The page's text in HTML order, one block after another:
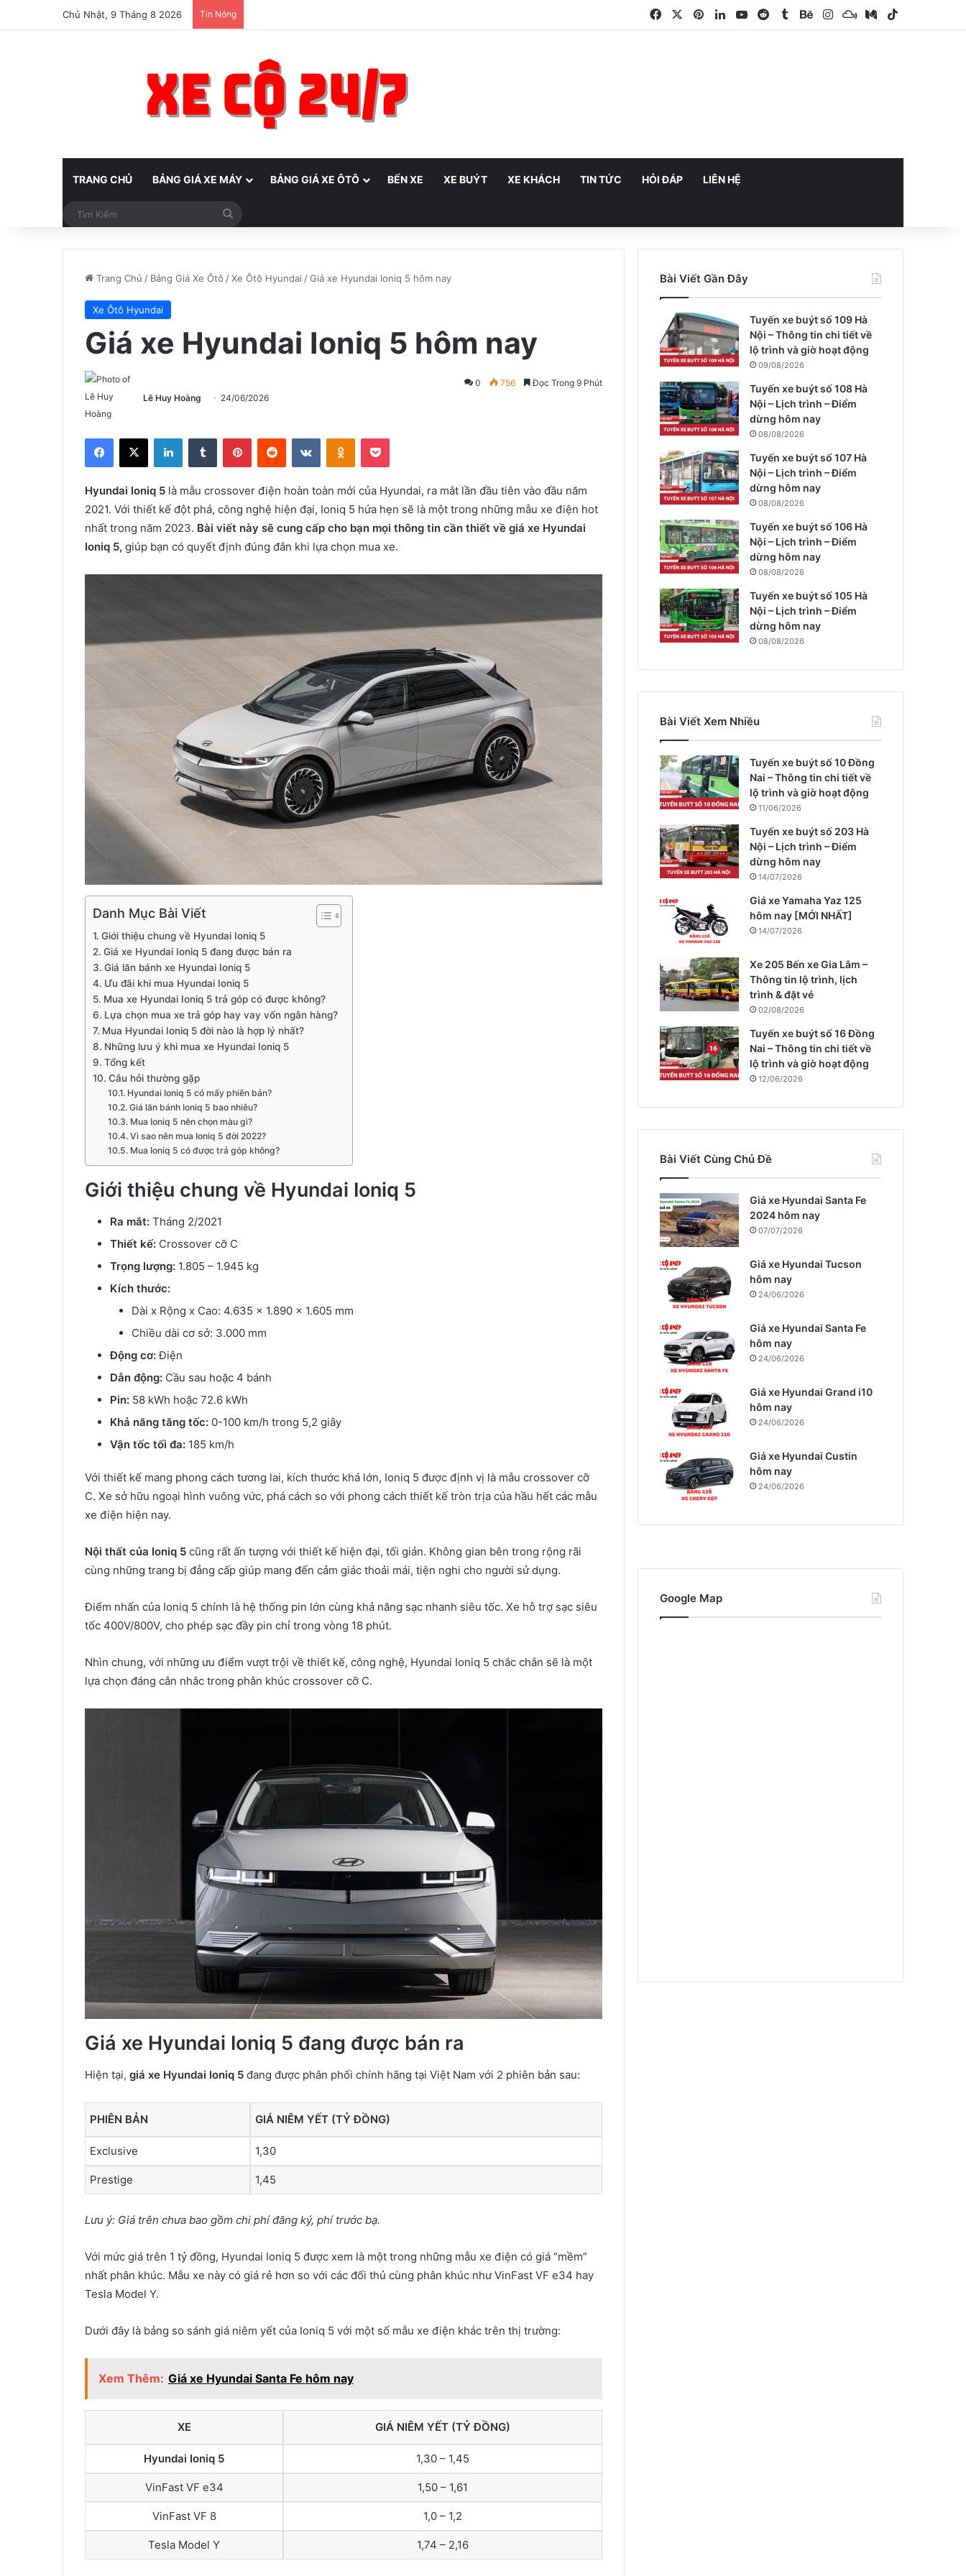
Chủ Nhật, 9 Tháng 8 2026 Tin Nóng FacebookPinterestLinkedIn
YouTube
RedditTumblrBehance
InstagramMixcloud
Medium
TRANG CHỦ BẢNG GIÁ XE MÁY BẢNG GIÁ XE ÔTÔ BẾN XE XE BUÝT XE KHÁCH TIN TỨC HỎI ĐÁP LIÊN HỆ
Trang Chủ / Bảng Giá Xe Ôtô /Xe Ôtô Hyundai /Giá xe Hyundai Ioniq 5 hôm nay
Xe Ôtô Hyundai
Giá xe Hyundai Ioniq 5 hôm nay
Lê Huy Hoàng 24/06/2026
0 756 Đọc Trong 9 Phút
Facebook
X LinkedInTumblr PinterestReddit VKontakteOdnoklassniki
Pocket
Hyundai Ioniq 5 là mẫu crossover điện hoàn toàn mới của Hyundai, ra mắt lần đầu tiên vào đầu năm
2021. Với thiết kế đột phá, công nghệ hiện đại, Ioniq 5 hứa hẹn sẽ là một trong những mẫu xe điện hot
nhất trong năm 2023. Bài viết này sẽ cung cấp cho bạn mọi thông tin cần thiết về giá xe Hyundai
Ioniq 5, giúp bạn có quyết định đúng đắn khi lựa chọn mua xe.
Danh Mục Bài Viết
Giới thiệu chung về Hyundai Ioniq 5
Giá xe Hyundai Ioniq 5 đang được bán ra
Giá lăn bánh xe Hyundai Ioniq 5
Ưu đãi khi mua Hyundai Ioniq 5
Mua xe Hyundai Ioniq 5 trả góp có được không?
Lựa chọn mua xe trả góp hay vay vốn ngân hàng?
Mua Hyundai Ioniq 5 đời nào là hợp lý nhất?
Những lưu ý khi mua xe Hyundai Ioniq 5
Tổng kết
Câu hỏi thường gặp
Hyundai Ioniq 5 có mấy phiên bản?
Giá lăn bánh Ioniq 5 bao nhiêu?
Mua Ioniq 5 nên chọn màu gì?
Vì sao nên mua Ioniq 5 đời 2022?
Mua Ioniq 5 có được trả góp không?
Giới thiệu chung về Hyundai Ioniq 5
Ra mắt: Tháng 2/2021
Thiết kế: Crossover cỡ C
Trọng lượng: 1.805 – 1.945 kg
Kích thước:
Dài x Rộng x Cao: 4.635 x 1.890 x 1.605 mm
Chiều dài cơ sở: 3.000 mm
Động cơ:Điện
Dẫn động: Cầu sau hoặc 4 bánh
Pin: 58 kWh hoặc 72.6 kWh
Khả năng tăng tốc: 0-100 km/h trong 5,2 giây
Vận tốc tối đa: 185 km/h
Với thiết kế mang phong cách tương lai, kích thước khá lớn, Ioniq 5 được định vị là mẫu crossover cỡ
C. Xe sở hữu ngoại hình vuông vức, phá cách so với phong cách thiết kế tròn trịa của hầu hết các mẫu
xe điện hiện nay.
Nội thất của Ioniq 5 cũng rất ấn tượng với thiết kế hiện đại, tối giản. Không gian bên trong rộng rãi
cùng những trang bị đẳng cấp giúp mang đến cảm giác thoải mái, tiện nghi cho người sử dụng.
Điểm nhấn của Ioniq 5 chính là hệ thống pin lớn cùng khả năng sạc nhanh siêu tốc. Xe hỗ trợ sạc siêu
tốc 400V/800V, cho phép sạc đầy pin chỉ trong vòng 18 phút.
Nhìn chung, với những ưu điểm vượt trội về thiết kế, công nghệ, Hyundai Ioniq 5 chắc chắn sẽ là một
lựa chọn đáng cân nhắc trong phân khúc crossover cỡ C.
Giá xe Hyundai Ioniq 5 đang được bán ra
Hiện tại, giá xe Hyundai Ioniq 5 đang được phân phối chính hãng tại Việt Nam với 2 phiên bản sau:
PHIÊN BẢN GIÁ NIÊM YẾT (TỶ ĐỒNG)
Exclusive 1,30
Prestige 1,45
Lưu ý: Giá trên chưa bao gồm chi phí đăng ký, phí trước bạ.
Với mức giá trên 1 tỷ đồng, Hyundai Ioniq 5 được xem là một trong những mẫu xe điện có giá “mềm”
nhất phân khúc. Mẫu xe này có giá rẻ hơn so với các đối thủ cùng phân khúc như VinFast VF e34 hay
Tesla Model Y.
Dưới đây là bảng so sánh giá niêm yết của Ioniq 5 với một số mẫu xe điện khác trên thị trường:
Xem Thêm: Giá xe Hyundai Santa Fe hôm nay
XE GIÁ NIÊM YẾT (TỶ ĐỒNG)
Hyundai Ioniq 5 1,30 – 1,45
VinFast VF e34 1,50 – 1,61
VinFast VF 8 1,0 – 1,2
Tesla Model Y 1,74 – 2,16
Bài Viết Gần Đây
Tuyến xe buýt số 109 Hà
Nội – Thông tin chi tiết về
lộ trình và giờ hoạt động
09/08/2026
Tuyến xe buýt số 108 Hà
Nội – Lịch trình – Điểm
dừng hôm nay
08/08/2026
Tuyến xe buýt số 107 Hà
Nội – Lịch trình – Điểm
dừng hôm nay
08/08/2026
Tuyến xe buýt số 106 Hà
Nội – Lịch trình – Điểm
dừng hôm nay
08/08/2026
Tuyến xe buýt số 105 Hà
Nội – Lịch trình – Điểm
dừng hôm nay
08/08/2026
Bài Viết Xem Nhiều
Tuyến xe buýt số 10 Đồng
Nai – Thông tin chi tiết về
lộ trình và giờ hoạt động
11/06/2026
Tuyến xe buýt số 203 Hà
Nội – Lịch trình – Điểm
dừng hôm nay
14/07/2026
Giá xe Yamaha Yaz 125
hôm nay [MỚI NHẤT]
14/07/2026
Xe 205 Bến xe Gia Lâm –
Thông tin lộ trình, lịch
trình & đặt vé
02/08/2026
Tuyến xe buýt số 16 Đồng
Nai – Thông tin chi tiết về
lộ trình và giờ hoạt động
12/06/2026
Bài Viết Cùng Chủ Đề
Giá xe Hyundai Santa Fe
2024 hôm nay
07/07/2026
Giá xe Hyundai Tucson
hôm nay
24/06/2026
Giá xe Hyundai Santa Fe
hôm nay
24/06/2026
Giá xe Hyundai Grand i10
hôm nay
24/06/2026
Giá xe Hyundai Custin
hôm nay
24/06/2026
Google Map